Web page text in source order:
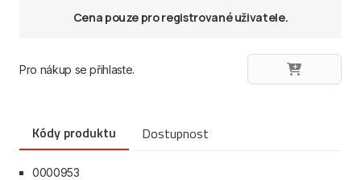
Cena pouze pro registrované uživatele.
Pro nákup se přihlaste.
Kódy produktu Dostupnost
0000953